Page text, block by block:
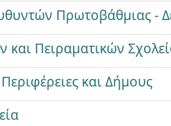
Πρωτοβάθμιας -
και Πειραματικών
και Δήμους